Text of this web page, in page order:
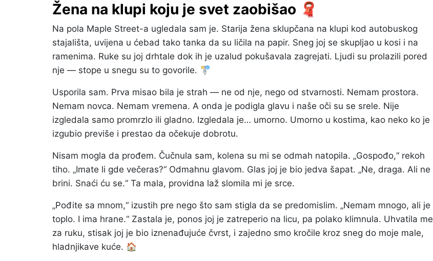
Žena na klupi koju je svet zaobišao 🧣
Na pola Maple Street-a ugledala sam je. Starija žena sklupčana na klupi kod autobuskog
stajališta, uvijena u ćebad tako tanka da su ličila na papir. Sneg joj se skupljao u kosi i na
ramenima. Ruke su joj drhtale dok ih je uzalud pokušavala zagrejati. Ljudi su prolazili pored
nje — stope u snegu su to govorile. 🚏
Usporila sam. Prva misao bila je strah — ne od nje, nego od stvarnosti. Nemam prostora.
Nemam novca. Nemam vremena. A onda je podigla glavu i naše oči su se srele. Nije
izgledala samo promrzlo ili gladno. Izgledala je… umorno. Umorno u kostima, kao neko ko je
izgubio previše i prestao da očekuje dobrotu.
Nisam mogla da prođem. Čučnula sam, kolena su mi se odmah natopila. „Gospođo,“ rekoh
tiho. „Imate li gde večeras?“ Odmahnu glavom. Glas joj je bio jedva šapat. „Ne, draga. Ali ne
brini. Snaći ću se.“ Ta mala, providna laž slomila mi je srce.
„Pođite sa mnom,“ izustih pre nego što sam stigla da se predomislim. „Nemam mnogo, ali je
toplo. I ima hrane.“ Zastala je, ponos joj je zatreperio na licu, pa polako klimnula. Uhvatila me
za ruku, stisak joj je bio iznenađujuće čvrst, i zajedno smo kročile kroz sneg do moje male,
hladnjikave kuće. 🏠